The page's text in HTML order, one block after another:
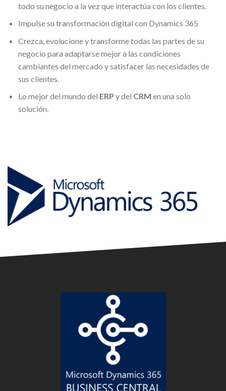
todo su negocio a la vez que interactúa con los clientes.
Impulse su transformación digital con Dynamics 365
Crezca, evolucione y transforme todas las partes de su
negocio para adaptarse mejor a las condiciones
cambiantes del mercado y satisfacer las necesidades de
sus clientes.
Lo mejor del mundo del ERP y del CRM en una solo
solución.